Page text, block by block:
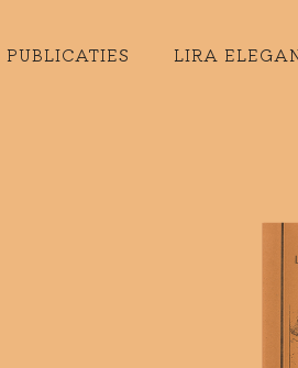
PUBLICATIES LIRA